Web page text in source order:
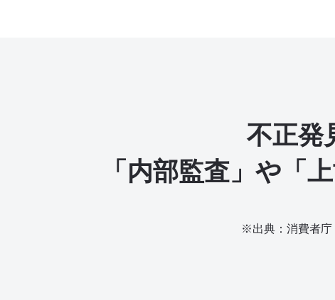
不正発
「内部監査」や「
※出典：消費者庁